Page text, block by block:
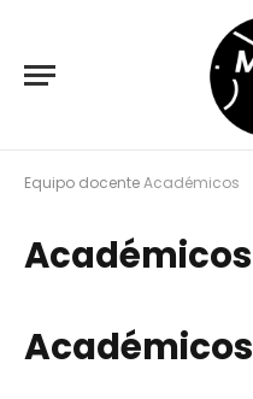
Equipo docenteAcadémicos
Académicos
Académicos